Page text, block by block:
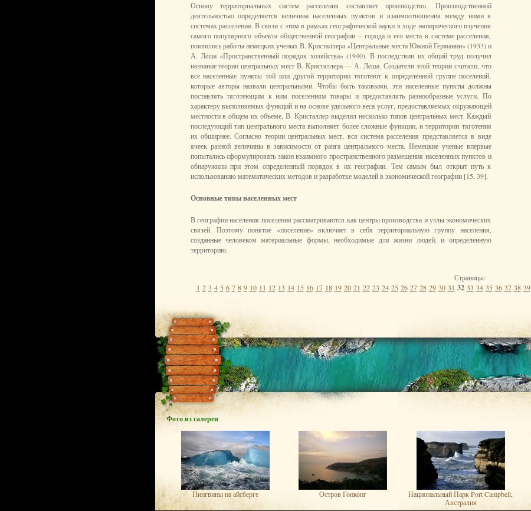
Основу территориальных систем расселения составляет производство. Производственной
деятельностью определяется величина населенных пунктов и взаимоотношения между ними в
системах расселения. В связи с этим в рамках географической науки в ходе эмпирического изучения
самого популярного объекта общественной географии – города и его места в системе расселения,
появились работы немецких ученых В. Кристаллера «Центральные места Южной Германии» (1933) и
А. Лëша «Пространственный порядок хозяйства» (1940). В последствии их общий труд получил
название теории центральных мест В. Кристаллера — А. Лëша. Создатели этой теории считали, что
все населенные пункты той или другой территории тяготеют к определенной группе поселений,
которые авторы назвали центральными. Чтобы быть таковыми, эти населенные пункты должны
поставлять тяготеющим к ним поселениям товары и предоставлять разнообразные услуги. По
характеру выполняемых функций и на основе удельного веса услуг, предоставляемых окружающей
местности в общем их объеме, В. Кристаллер выделил несколько типов центральных мест. Каждый
последующий тип центрального места выполняет более сложные функции, и территории тяготения
их обширнее. Согласно теории центральных мест, вся система расселения представляется в виде
ячеек разной величины в зависимости от ранга центрального места. Немецкие ученые впервые
попытались сформулировать закон взаимного пространственного размещения населенных пунктов и
обнаружили при этом определенный порядок в их географии. Тем самым был открыт путь к
использованию математических методов и разработке моделей в экономической географии [15, 39].
Основные типы населенных мест
В географии населения поселения рассматриваются как центры производства и узлы экономических
связей. Поэтому понятие «поселение» включает в себя территориальную группу населения,
созданные человеком материальные формы, необходимые для жизни людей, и определенную
территорию.
Страницы:
1 2 3 4 5 6 7 8 9 10 11 12 13 14 15 16 17 18 19 20 21 22 23 24 25 26 27 28 29 30 31 32 33 34 35 36 37 38 39
Фото из галереи
Пингвины на айсберге Остров Гонконг
Национальный Парк Port Campbell,
Австралия